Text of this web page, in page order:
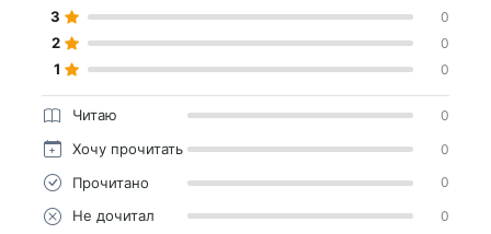
3 0
2 0
1 0
Читаю 0
Хочу прочитать 0
Прочитано 0
Не дочитал 0